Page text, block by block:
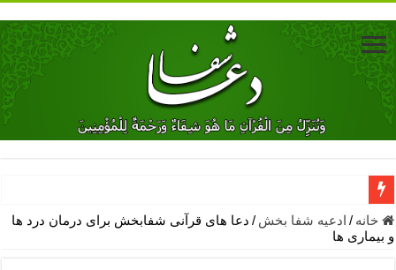
دعای جلب محبت فوری معشوق – دعای جلب محبت شوهر
دعای مشکل گشا برای رفع فقر – ذکرهای روزی‌ بخش
خانه / ادعیه شفا بخش / دعا های قرآنی شفابخش برای درمان درد ها
و بیماری ها